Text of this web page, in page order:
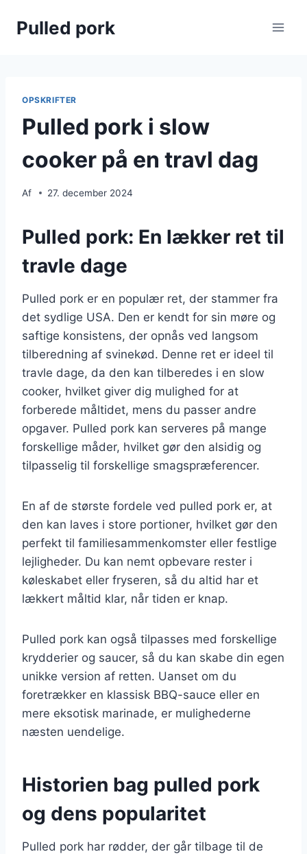
Pulled pork
OPSKRIFTER
Pulled pork i slow
cooker på en travl dag
Af 27. december 2024
Pulled pork: En lækker ret til
travle dage
Pulled pork er en populær ret, der stammer fra
det sydlige USA. Den er kendt for sin møre og
saftige konsistens, der opnås ved langsom
tilberedning af svinekød. Denne ret er ideel til
travle dage, da den kan tilberedes i en slow
cooker, hvilket giver dig mulighed for at
forberede måltidet, mens du passer andre
opgaver. Pulled pork kan serveres på mange
forskellige måder, hvilket gør den alsidig og
tilpasselig til forskellige smagspræferencer.
En af de største fordele ved pulled pork er, at
den kan laves i store portioner, hvilket gør den
perfekt til familiesammenkomster eller festlige
lejligheder. Du kan nemt opbevare rester i
køleskabet eller fryseren, så du altid har et
lækkert måltid klar, når tiden er knap.
Pulled pork kan også tilpasses med forskellige
krydderier og saucer, så du kan skabe din egen
unikke version af retten. Uanset om du
foretrækker en klassisk BBQ-sauce eller en
mere eksotisk marinade, er mulighederne
næsten uendelige.
Historien bag pulled pork
og dens popularitet
Pulled pork har rødder, der går tilbage til de